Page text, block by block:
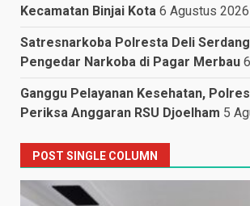
Kecamatan Binjai Kota 6 Agustus 2026
Satresnarkoba Polresta Deli
Pengedar Narkoba di Pagar Merbau
Ganggu Pelayanan Kesehatan,
Periksa Anggaran RSU Djoelham 5
POST SINGLE COLUMN